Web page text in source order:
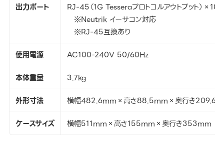
出力ポート
RJ-45（1G Tesseraプロトコルアウトプット）×10
※Neutrik イーサコン対応
※RJ-45互換あり
使用電源
AC100-240V 50/60Hz
本体重量
3.7kg
外形寸法
横幅482.6mm×高さ88.5mm×奥行き
ケースサイズ
横幅511mm×高さ155mm×奥行き353mm